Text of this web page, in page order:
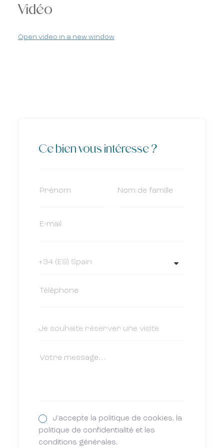
Vidéo
Open video in a new window
Ce bien vous intéresse ?
J'accepte la politique de cookies, la
politique de confidentialité et les
conditions générales.